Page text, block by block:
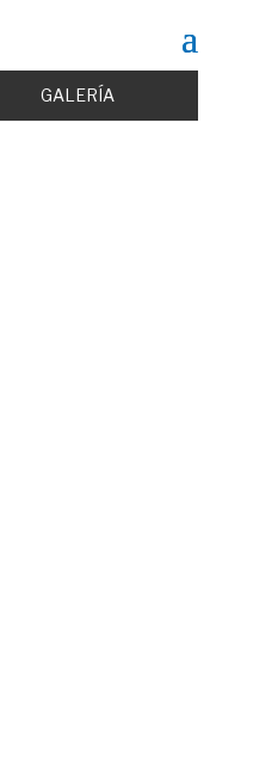
GALERÍA